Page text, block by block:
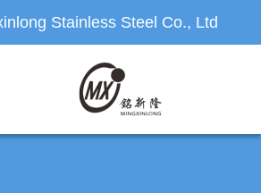
Stainless Steel Co., Ltd.